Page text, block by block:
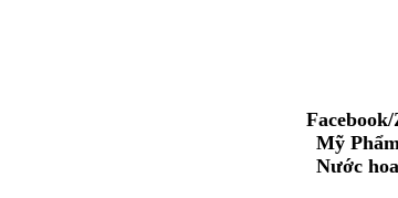
Mỹ
Nước